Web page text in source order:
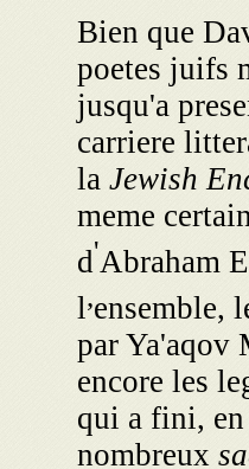
Bien que
poetes juifs
jusqu'a
carriere
la Jewish
meme
d'Abraham
l,ensemble,
par Ya'aqov
encore les
qui a fini, en
nombreux